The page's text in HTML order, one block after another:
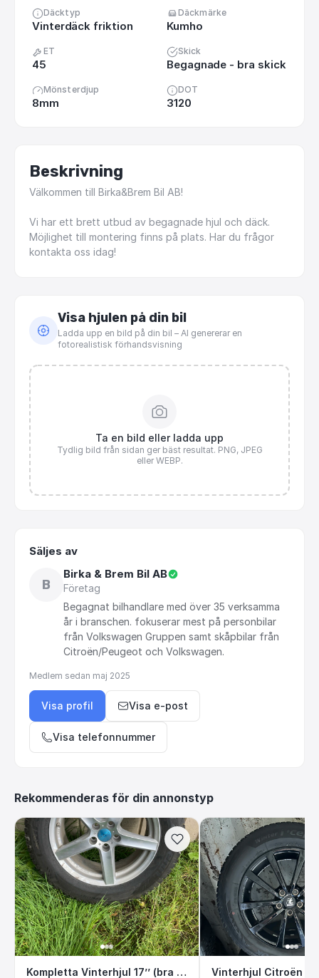
Däcktyp
Vinterdäck friktion
Däckmärke
Kumho
ET
45
Skick
Begagnade - bra skick
Mönsterdjup
8mm
DOT
3120
Beskrivning
Välkommen till Birka&Brem Bil AB!
Vi har ett brett utbud av begagnade hjul och däck.
Möjlighet till montering finns på plats. Har du frågor
kontakta oss idag!
Visa hjulen på din bil
Ladda upp en bild på din bil – AI genererar en
fotorealistisk förhandsvisning
Ta en bild eller ladda upp
Tydlig bild från sidan ger bäst resultat. PNG, JPEG
eller WEBP.
Säljes av
B
Birka & Brem Bil AB
Företag
Begagnat bilhandlare med över 35 verksamma
år i branschen. fokuserar mest på personbilar
från Volkswagen Gruppen samt skåpbilar från
Citroën​/​Peugeot och Volkswagen.
Medlem sedan maj 2025
Visa profil Visa e-post
Visa telefonnummer
Rekommenderas för din annonstyp
Kompletta Vinterhjul 17’’ (bra skick)
Kompletta Vinterhjul 17’’ (bra skick) Vinterhjul
Vinterhjul Citroën